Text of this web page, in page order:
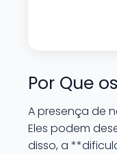
Por Que
A presença de
Eles podem
disso, a